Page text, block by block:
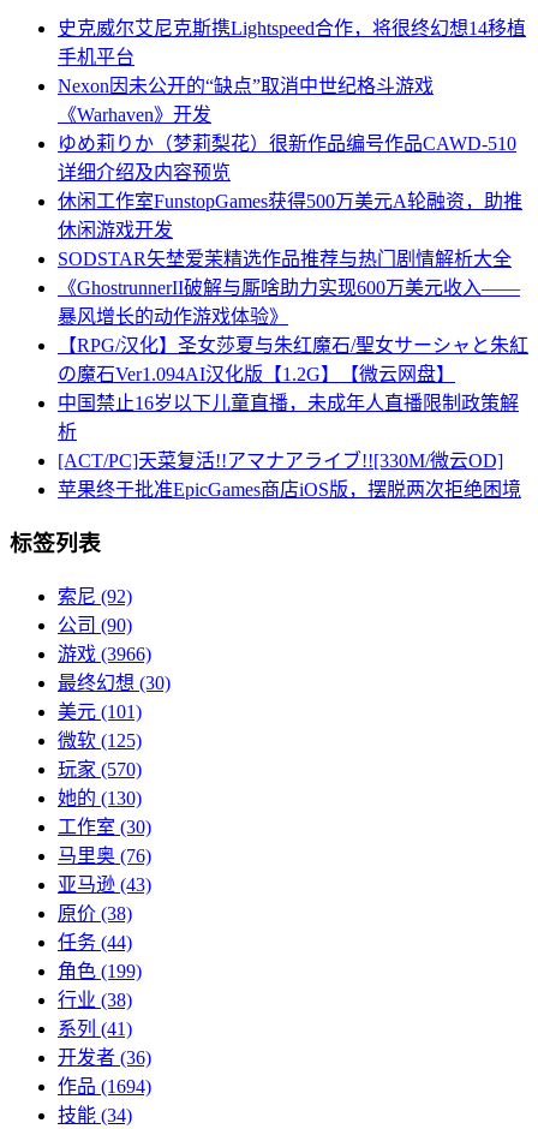
史克威尔艾尼克斯携Lightspeed合作，将很终幻想14移植
手机平台
Nexon因未公开的“缺点”取消中世纪格斗游戏
《Warhaven》开发
ゆめ莉りか（梦莉梨花）很新作品编号作品CAWD-510
详细介绍及内容预览
休闲工作室FunstopGames获得500万美元A轮融资，助推
休闲游戏开发
SODSTAR矢埜爱茉精选作品推荐与热门剧情解析大全
《GhostrunnerII破解与厮啥助力实现600万美元收入——
暴风增长的动作游戏体验》
【RPG/汉化】圣女莎夏与朱红魔石/聖女サーシャと朱紅
の魔石Ver1.094AI汉化版【1.2G】【微云网盘】
中国禁止16岁以下儿童直播，未成年人直播限制政策解
析
[ACT/PC]天菜复活!!アマナアライブ!![330M/微云OD]
苹果终于批准EpicGames商店iOS版，摆脱两次拒绝困境
标签列表
索尼 (92)
公司 (90)
游戏 (3966)
最终幻想 (30)
美元 (101)
微软 (125)
玩家 (570)
她的 (130)
工作室 (30)
马里奥 (76)
亚马逊 (43)
原价 (38)
任务 (44)
角色 (199)
行业 (38)
系列 (41)
开发者 (36)
作品 (1694)
技能 (34)